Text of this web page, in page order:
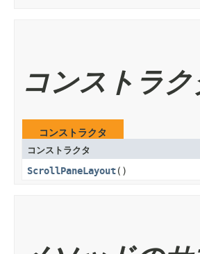
コンストラ
コンストラクタ
コンストラクタ
ScrollPaneLayout()